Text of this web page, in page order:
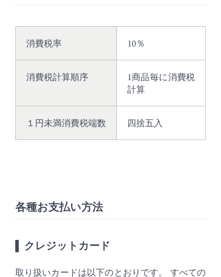
消費税率 10％
消費税計算順序
1商品毎に消費税
計算
１円未満消費税端数 四捨五入
各種お支払い方法
クレジットカード
取り扱いカードは以下のとおりです。 すべての